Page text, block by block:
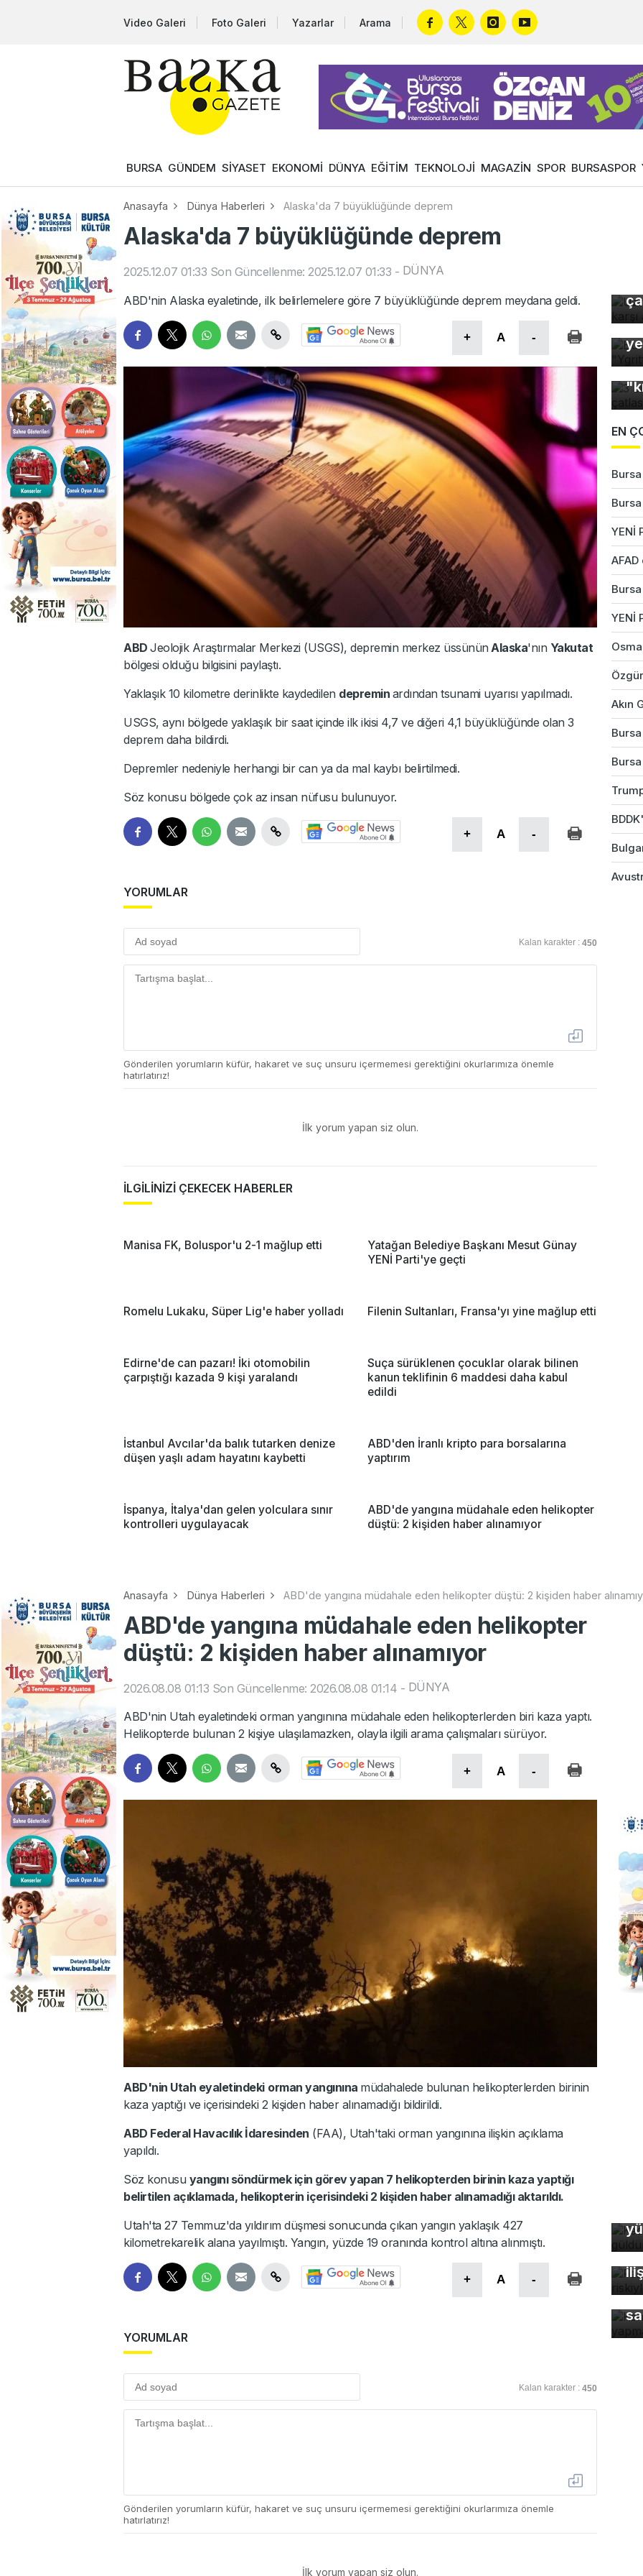
Video Galeri Foto Galeri Yazarlar Arama
BURSA GÜNDEM SİYASET EKONOMİ DÜNYA EĞİTİM TEKNOLOJİ MAGAZİN SPOR BURSASPOR
Anasayfa Dünya Haberleri Alaska'da 7 büyüklüğünde deprem
Alaska'da 7 büyüklüğünde deprem
2025.12.07 01:33 Son Güncellenme: 2025.12.07 01:33 - DÜNYA
ABD'nin Alaska eyaletinde, ilk belirlemelere göre 7 büyüklüğünde deprem meydana geldi.
+ A -
ABD Jeolojik Araştırmalar Merkezi (USGS), depremin merkez üssünün Alaska'nın Yakutat
bölgesi olduğu bilgisini paylaştı.
Yaklaşık 10 kilometre derinlikte kaydedilen depremin ardından tsunami uyarısı yapılmadı.
USGS, aynı bölgede yaklaşık bir saat içinde ilk ikisi 4,7 ve diğeri 4,1 büyüklüğünde olan 3
deprem daha bildirdi.
Depremler nedeniyle herhangi bir can ya da mal kaybı belirtilmedi.
Söz konusu bölgede çok az insan nüfusu bulunuyor.
+ A -
YORUMLAR
Kalan karakter : 450
Gönderilen yorumların küfür, hakaret ve suç unsuru içermemesi gerektiğini okurlarımıza önemle
hatırlatırız!
İlk yorum yapan siz olun.
İLGİLİNİZİ ÇEKECEK HABERLER
Manisa FK, Boluspor'u 2-1 mağlup etti
Yatağan Belediye Başkanı Mesut Günay
YENİ Parti'ye geçti
Romelu Lukaku, Süper Lig'e haber yolladı Filenin Sultanları, Fransa'yı yine mağlup etti
Edirne'de can pazarı! İki otomobilin
çarpıştığı kazada 9 kişi yaralandı
Suça sürüklenen çocuklar olarak bilinen
kanun teklifinin 6 maddesi daha kabul
edildi
İstanbul Avcılar'da balık tutarken denize
düşen yaşlı adam hayatını kaybetti
ABD'den İranlı kripto para borsalarına
yaptırım
İspanya, İtalya'dan gelen yolculara sınır
kontrolleri uygulayacak
ABD'de yangına müdahale eden helikopter
düştü: 2 kişiden haber alınamıyor
3
EN
YENİ
YENİ
Akın
Anasayfa Dünya Haberleri ABD'de yangına müdahale eden helikopter düştü: 2 kişiden haber
ABD'de yangına müdahale eden helikopter
düştü: 2 kişiden haber alınamıyor
2026.08.08 01:13 Son Güncellenme: 2026.08.08 01:14 - DÜNYA
ABD'nin Utah eyaletindeki orman yangınına müdahale eden helikopterlerden biri kaza yaptı.
Helikopterde bulunan 2 kişiye ulaşılamazken, olayla ilgili arama çalışmaları sürüyor.
+ A -
ABD'nin Utah eyaletindeki orman yangınına müdahalede bulunan helikopterlerden birinin
kaza yaptığı ve içerisindeki 2 kişiden haber alınamadığı bildirildi.
ABD Federal Havacılık İdaresinden (FAA), Utah'taki orman yangınına ilişkin açıklama
yapıldı.
Söz konusu yangını söndürmek için görev yapan 7 helikopterden birinin kaza yaptığı
belirtilen açıklamada, helikopterin içerisindeki 2 kişiden haber alınamadığı aktarıldı.
Utah'ta 27 Temmuz'da yıldırım düşmesi sonucunda çıkan yangın yaklaşık 427
kilometrekarelik alana yayılmıştı. Yangın, yüzde 19 oranında kontrol altına alınmıştı.
+ A -
YORUMLAR
Kalan karakter : 450
Gönderilen yorumların küfür, hakaret ve suç unsuru içermemesi gerektiğini okurlarımıza önemle
hatırlatırız!
İlk yorum yapan siz olun.